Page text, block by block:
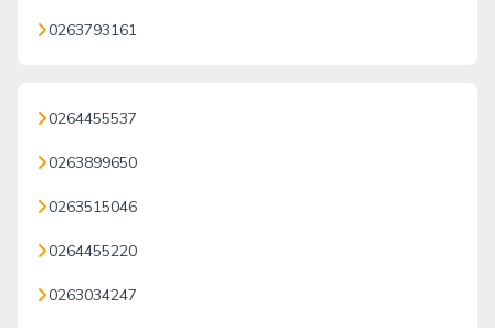
0263793161
0264455537
0263899650
0263515046
0264455220
0263034247